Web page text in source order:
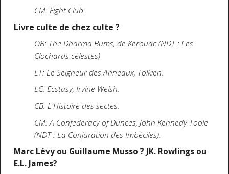
CM: Fight Club.
Livre culte de chez culte ?
OB: The Dharma Bums, de Kerouac (NDT : Les
Clochards célestes)
LT: Le Seigneur des Anneaux, Tolkien.
LC: Ecstasy, Irvine Welsh.
CB: L'Histoire des sectes.
CM: A Confederacy of Dunces, John Kennedy Toole
(NDT : La Conjuration des Imbéciles).
Marc Lévy ou Guillaume Musso ? JK. Rowlings ou
E.L. James?